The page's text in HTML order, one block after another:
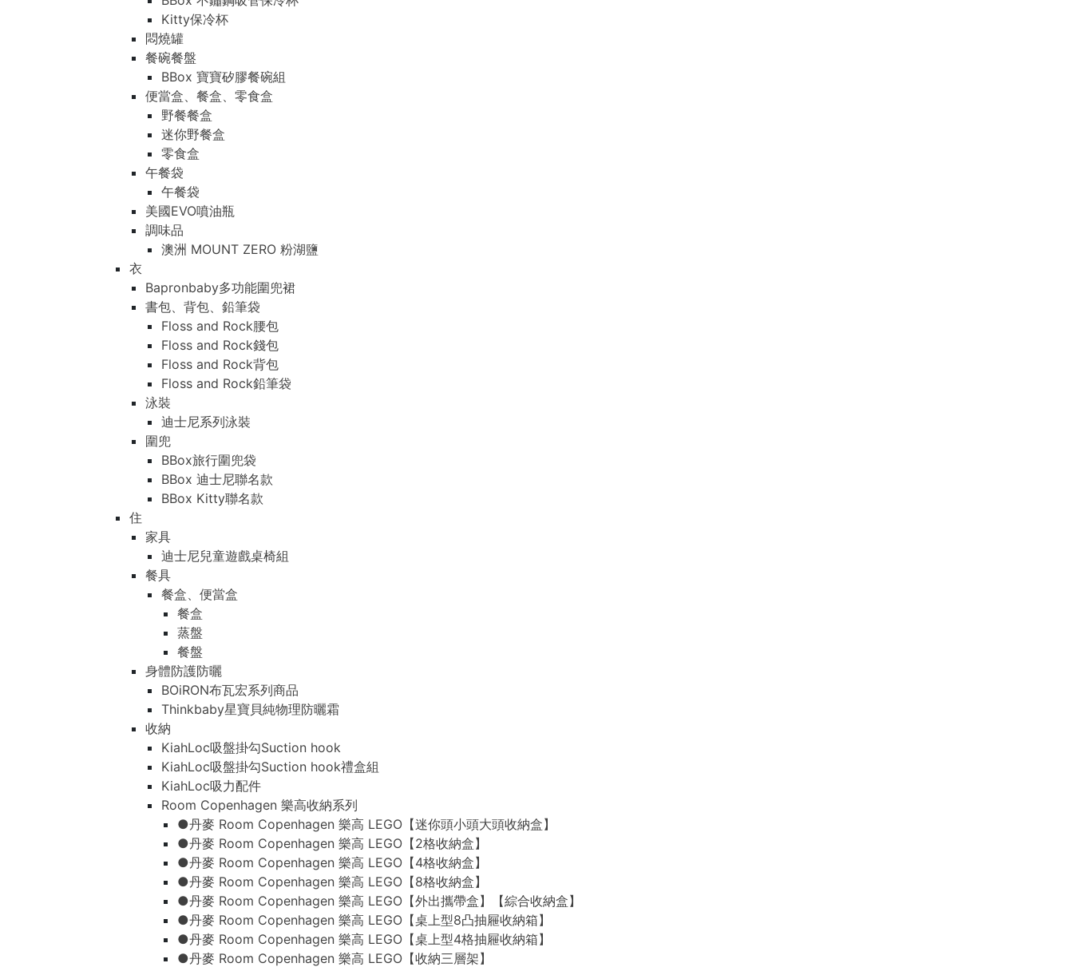
Kitty保冷杯
悶燒罐
餐碗餐盤
BBox 寶寶矽膠餐碗組
便當盒、餐盒、零食盒
野餐餐盒
迷你野餐盒
零食盒
午餐袋
午餐袋
美國EVO噴油瓶
調味品
澳洲 MOUNT ZERO 粉湖鹽
衣
Bapronbaby多功能圍兜裙
書包、背包、鉛筆袋
Floss and Rock腰包
Floss and Rock錢包
Floss and Rock背包
Floss and Rock鉛筆袋
泳裝
迪士尼系列泳裝
圍兜
BBox旅行圍兜袋
BBox 迪士尼聯名款
BBox Kitty聯名款
住
家具
迪士尼兒童遊戲桌椅組
餐具
餐盒、便當盒
餐盒
蒸盤
餐盤
身體防護防曬
BOiRON布瓦宏系列商品
Thinkbaby星寶貝純物理防曬霜
收納
KiahLoc吸盤掛勾Suction hook
KiahLoc吸盤掛勾Suction hook禮盒組
KiahLoc吸力配件
Room Copenhagen 樂高收納系列
●丹麥 Room Copenhagen 樂高 LEGO【迷你頭小頭大頭收納盒】
●丹麥 Room Copenhagen 樂高 LEGO【2格收納盒】
●丹麥 Room Copenhagen 樂高 LEGO【4格收納盒】
●丹麥 Room Copenhagen 樂高 LEGO【8格收納盒】
●丹麥 Room Copenhagen 樂高 LEGO【外出攜帶盒】【綜合收納盒】
●丹麥 Room Copenhagen 樂高 LEGO【桌上型8凸抽屜收納箱】
●丹麥 Room Copenhagen 樂高 LEGO【桌上型4格抽屜收納箱】
●丹麥 Room Copenhagen 樂高 LEGO【收納三層架】